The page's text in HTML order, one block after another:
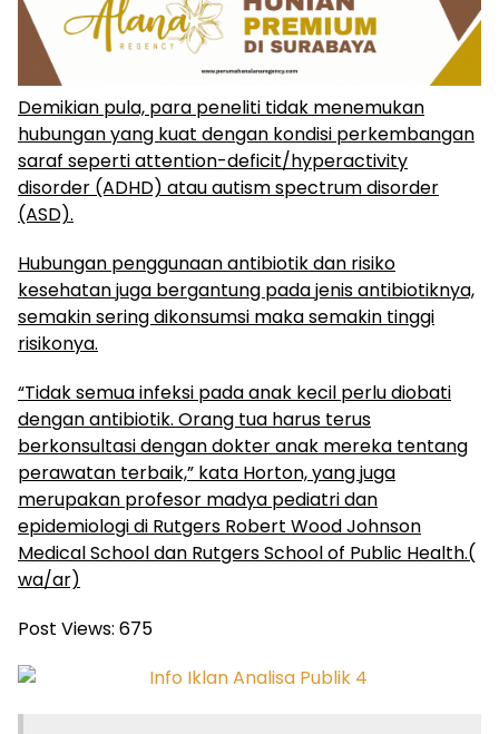
Demikian pula, para peneliti tidak menemukan
hubungan yang kuat dengan kondisi perkembangan
saraf seperti attention-deficit/hyperactivity
disorder (ADHD) atau autism spectrum disorder
(ASD).
Hubungan penggunaan antibiotik dan risiko
kesehatan juga bergantung pada jenis antibiotiknya,
semakin sering dikonsumsi maka semakin tinggi
risikonya.
“Tidak semua infeksi pada anak kecil perlu diobati
dengan antibiotik. Orang tua harus terus
berkonsultasi dengan dokter anak mereka tentang
perawatan terbaik,” kata Horton, yang juga
merupakan profesor madya pediatri dan
epidemiologi di Rutgers Robert Wood Johnson
Medical School dan Rutgers School of Public Health.(
wa/ar)
Post Views: 675